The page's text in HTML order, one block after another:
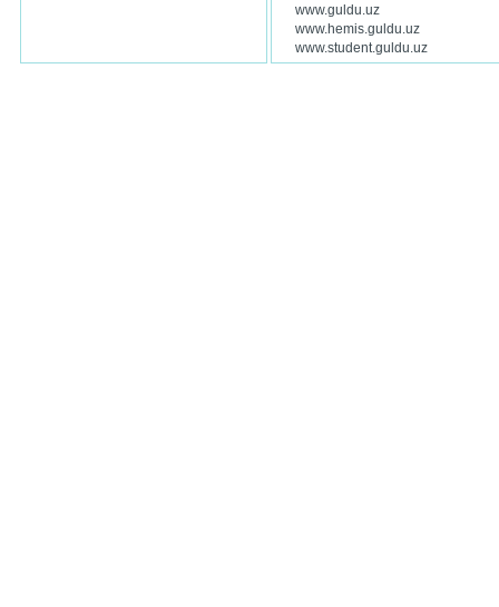
www.guldu.uz
www.hemis.guldu.uz
www.student.guldu.uz